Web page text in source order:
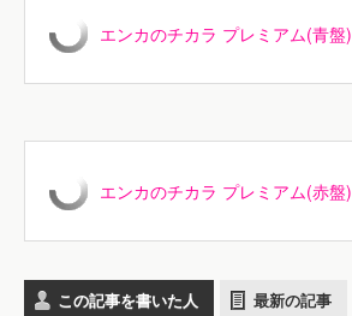
エンカのチカラ プレミアム(青盤)
エンカのチカラ プレミアム(赤盤)
この記事を書いた人 最新の記事